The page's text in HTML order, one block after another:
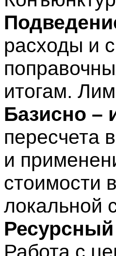
расходы и
итогам.
Базисно –
пересчета
и
стоимости
локальной
Работа с